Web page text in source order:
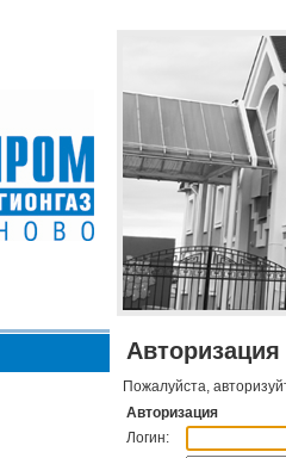
Авторизация
Пожалуйста,
Авторизация
Логин: